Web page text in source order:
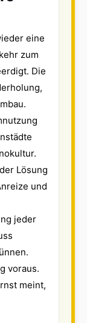
eine
zum
Die
Lösung
und
jeder
voraus.
meint,